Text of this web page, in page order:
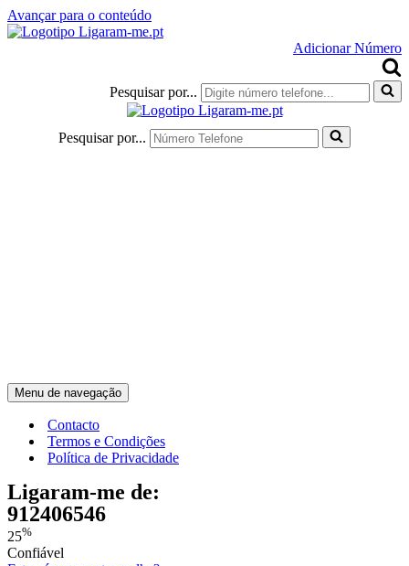
Avançar para o conteúdo
Adicionar Número
Pesquisar por...
Pesquisar por...
Menu de navegação
Contacto
Termos e Condições
Política de Privacidade
Ligaram-me de:
912406546
25%
Confiável